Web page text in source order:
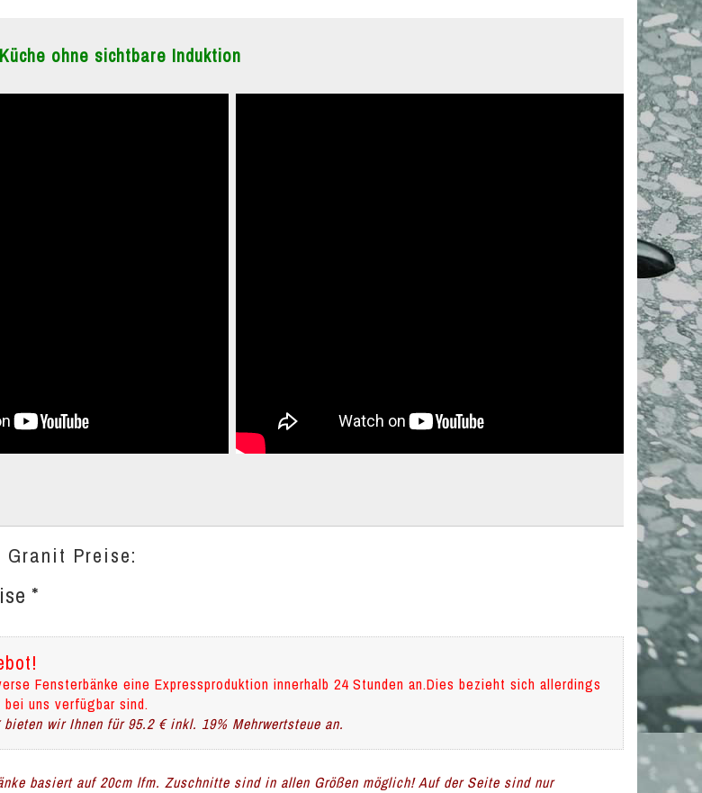
ohne sichtbare Induktion
Granit Preise:
*
Fensterbänke eine Expressproduktion innerhalb 24 Stunden an.Dies bezieht sich allerdings
uns verfügbar sind.
wir Ihnen für 95.2 € inkl. 19% Mehrwertsteue an.
basiert auf 20cm lfm. Zuschnitte sind in allen Größen möglich! Auf der Seite sind nur